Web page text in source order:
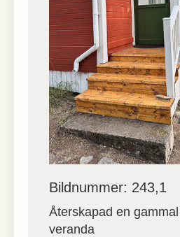
Bildnummer: 243,1
Återskapad en
veranda
Statistik
Statistik-cookies
används för att
förstå hur besökare
interagerar med
webbplatsen. Dessa
cookies hjälper till
att ge information
om mätvärden,
antal besökare,
avvisningsfrekvens,
trafikkälla etc.
Upplevelse
Upplevelse-cookies
används för att
förstå och